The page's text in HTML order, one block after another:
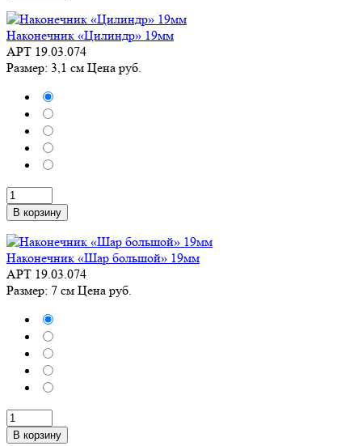
Наконечник «Цилиндр» 19мм
АРТ 19.03.074
Размер: 3,1 см Цена руб.
В корзину
Наконечник «Шар большой» 19мм
АРТ 19.03.074
Размер: 7 см Цена руб.
В корзину